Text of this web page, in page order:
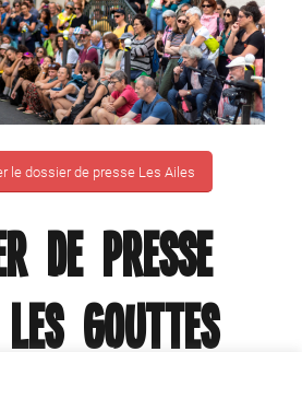
le dossier de presse Les Ailes
de presse
Gouttes